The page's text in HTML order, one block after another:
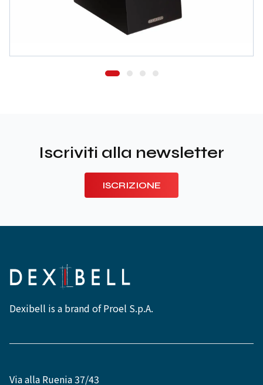
Iscriviti alla newsletter
ISCRIZIONE
Dexibell is a brand of Proel S.p.A.
Via alla Ruenia 37/43